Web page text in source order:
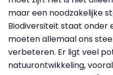
maar een noodzakelijke
Biodiversiteit staat onder
moeten allemaal ons
verbeteren. Er ligt veel
natuurontwikkeling,